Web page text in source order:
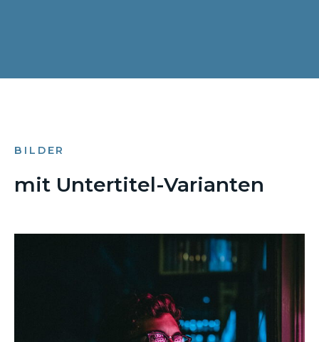
BILDER
mit Untertitel-Varianten